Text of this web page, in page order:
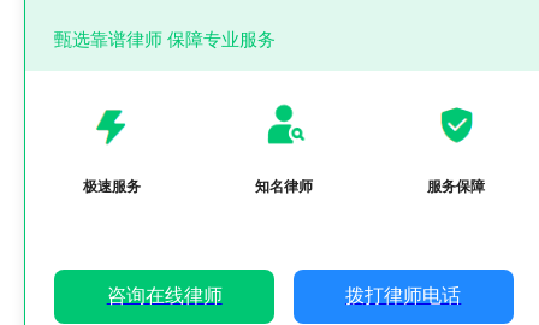
甄选靠谱律师 保障专业服务
极速服务 知名律师 服务保障
咨询在线律师 拨打律师电话